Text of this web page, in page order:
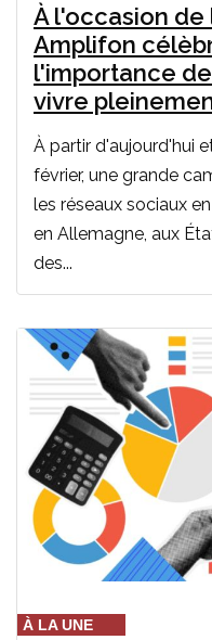
À l'occasion de
Amplifon
l'importance
vivre
À partir d'aujourd'hui
février, une grande
les réseaux sociaux
en Allemagne, aux
des...
À LA UNE